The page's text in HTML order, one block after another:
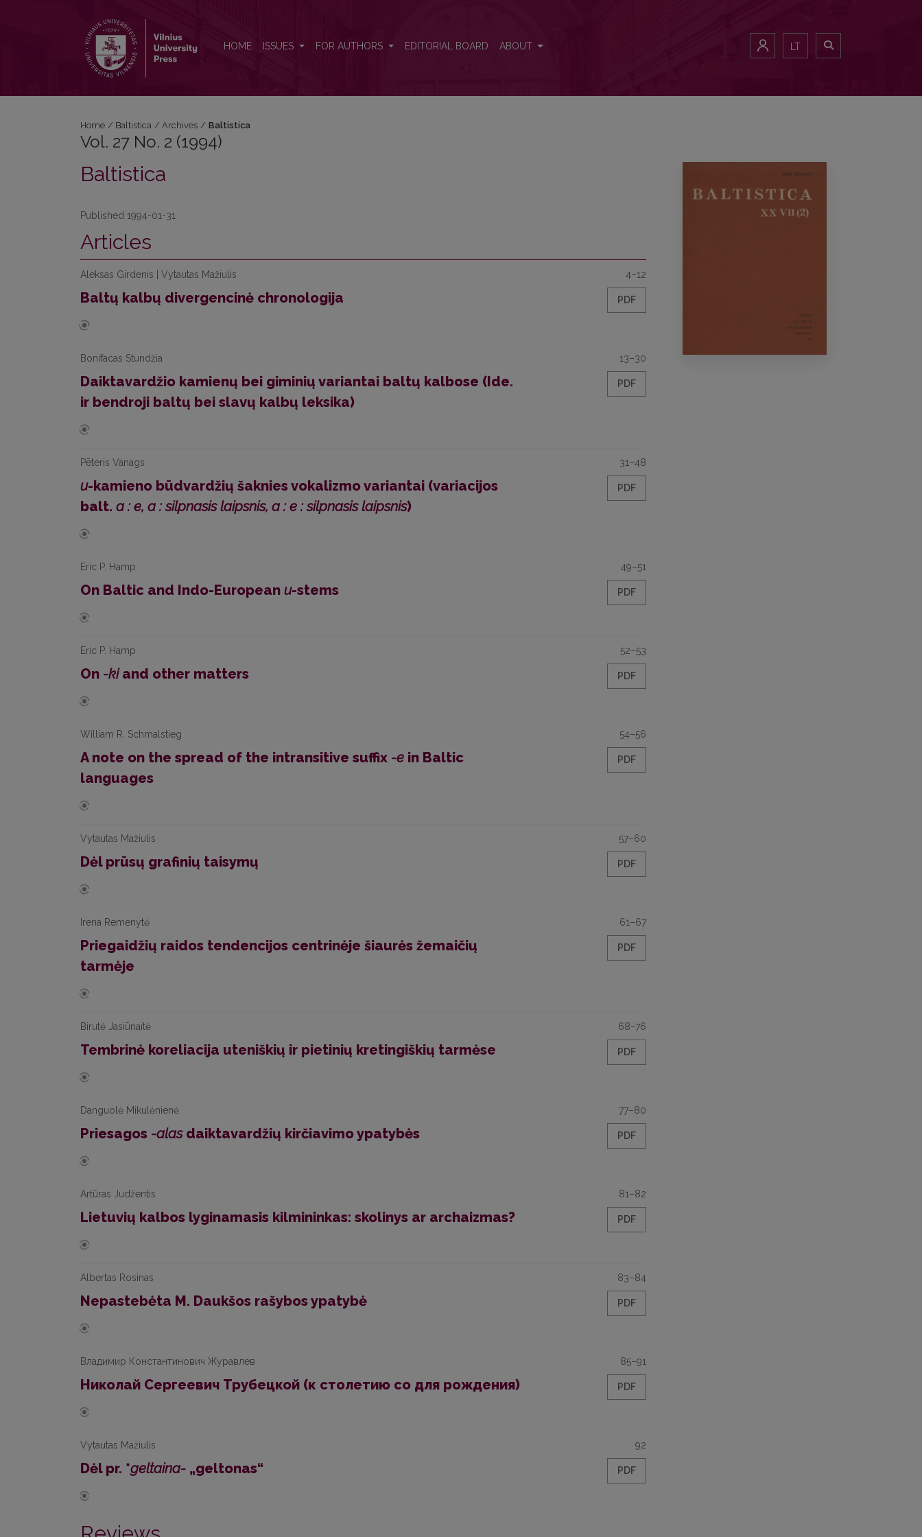
HOME ISSUES FOR AUTHORS EDITORIAL BOARD ABOUT LT
Home / Baltistica / Archives / Baltistica
Vol. 27 No. 2 (1994)
Baltistica
Published 1994-01-31
Articles
Aleksas Girdenis | Vytautas Mažiulis
Baltų kalbų divergencinė chronologija
4–12
PDF
Bonifacas Stundžia
Daiktavardžio kamienų bei giminių variantai baltų kalbose (Ide.
ir bendroji baltų bei slavų kalbų leksika)
13–30
PDF
Pēteris Vanags
u-kamieno būdvardžių šaknies vokalizmo variantai (variacijos
balt. a : e, a : silpnasis laipsnis, a : e : silpnasis laipsnis)
31–48
PDF
Eric P. Hamp
On Baltic and Indo-European u-stems
49–51
PDF
Eric P. Hamp
On -kiand other matters
52–53
PDF
William R. Schmalstieg
A note on the spread of the intransitive suffix -e in Baltic
languages
54–56
PDF
Vytautas Mažiulis
Dėl prūsų grafinių taisymų
57–60
PDF
Irena Remenytė
Priegaidžių raidos tendencijos centrinėje šiaurės žemaičių
tarmėje
61–67
PDF
Birutė Jasiūnaitė
Tembrinė koreliacija uteniškių ir pietinių kretingiškių tarmėse
68–76
PDF
Danguolė Mikulėnienė
Priesagos -alasdaiktavardžių kirčiavimo ypatybės
77–80
PDF
Artūras Judžentis
Lietuvių kalbos lyginamasis kilmininkas: skolinys ar archaizmas?
81–82
PDF
Albertas Rosinas
Nepastebėta M. Daukšos rašybos ypatybė
83–84
PDF
Владимир Константинович Журавлев
Николай Сергеевич Трубецкой (к столетию со для рождения)
85–91
PDF
Vytautas Mažiulis
Dėl pr. *geltaina- „geltonas“
92
PDF